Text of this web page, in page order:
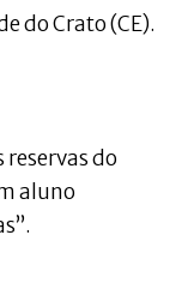
do Crato (CE).
reservas do
aluno